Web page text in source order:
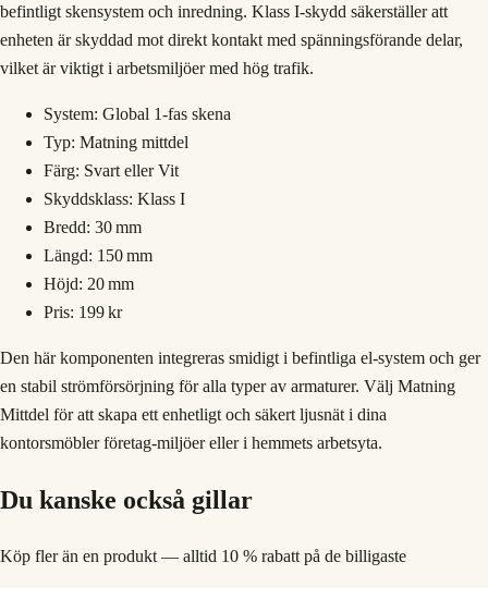
befintligt skensystem och inredning. Klass I‑skydd säkerställer att
enheten är skyddad mot direkt kontakt med spänningsförande delar,
vilket är viktigt i arbetsmiljöer med hög trafik.
System: Global 1‑fas skena
Typ: Matning mittdel
Färg: Svart eller Vit
Skyddsklass: Klass I
Bredd: 30 mm
Längd: 150 mm
Höjd: 20 mm
Pris: 199 kr
Den här komponenten integreras smidigt i befintliga el‑system och ger
en stabil strömförsörjning för alla typer av armaturer. Välj Matning
Mittdel för att skapa ett enhetligt och säkert ljusnät i dina
kontorsmöbler företag‑miljöer eller i hemmets arbetsyta.
Du kanske också gillar
Köp fler än en produkt — alltid 10 % rabatt på de billigaste